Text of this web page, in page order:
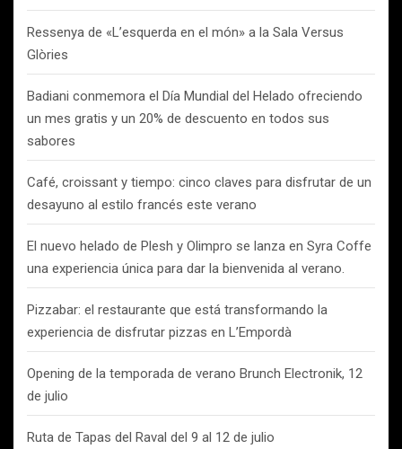
Ressenya de «L’esquerda en el món» a la Sala Versus
Glòries
Badiani conmemora el Día Mundial del Helado ofreciendo
un mes gratis y un 20% de descuento en todos sus
sabores
Café, croissant y tiempo: cinco claves para disfrutar de un
desayuno al estilo francés este verano
El nuevo helado de Plesh y Olimpro se lanza en Syra Coffe
una experiencia única para dar la bienvenida al verano.
Pizzabar: el restaurante que está transformando la
experiencia de disfrutar pizzas en L’Empordà
Opening de la temporada de verano Brunch Electronik, 12
de julio
Ruta de Tapas del Raval del 9 al 12 de julio